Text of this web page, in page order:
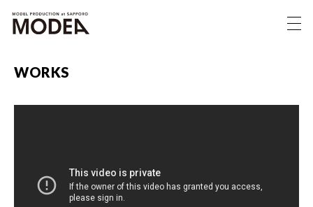
WORKS